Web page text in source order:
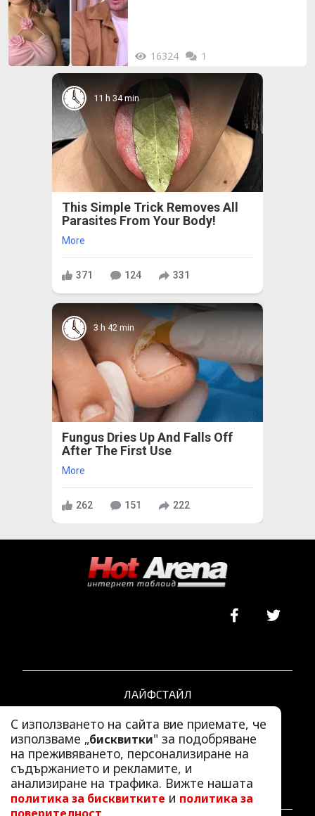
16324 1
11 h 34 min
This Simple Trick Removes All
Parasites From Your Body!
More
371 124 331
3 h 42 min
Fungus Dries Up And Falls Off
After The First Use
More
262 151 222
С използването на сайта вие приемате, че
използваме „бисквитки" за подобряване
на преживяването, персонализиране на
съдържанието и рекламите, и
анализиране на трафика. Вижте нашата
политика за бисквитките и политика за
ЛАЙФСТАЙЛ
СКАНДАЛИ
АЗ, ЖЕНАТА
ПОД ПРИЦЕЛ
ХИП ХОП